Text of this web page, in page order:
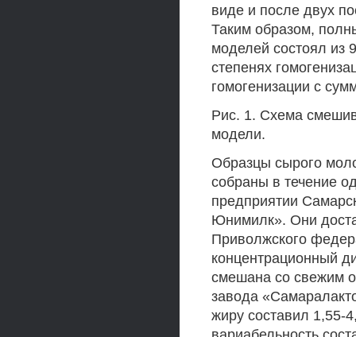
виде и после двух
Таким образом,
моделей состоял из
степенях
гомогенизации с
Рис. 1. Схема
модели.
Образцы сырого
собраны в течение
предприятии
Юнимилк». Они
Приволжского
концентрационный
смешана со свежим
завода
жиру составил 1,55-